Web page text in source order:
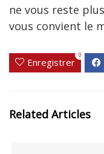
ne vous reste
vous convient le
Enregistrer
0
Related Articles